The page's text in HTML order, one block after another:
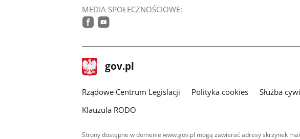
MEDIA SPOŁECZNOŚCIOWE:
stopka
gov.pl Strona
gov.pl
Rządowe Centrum Legislacji Polityka cookies Służba
Klauzula RODO
Strony dostępne w domenie www.gov.pl mogą zawierać adresy skrzynek